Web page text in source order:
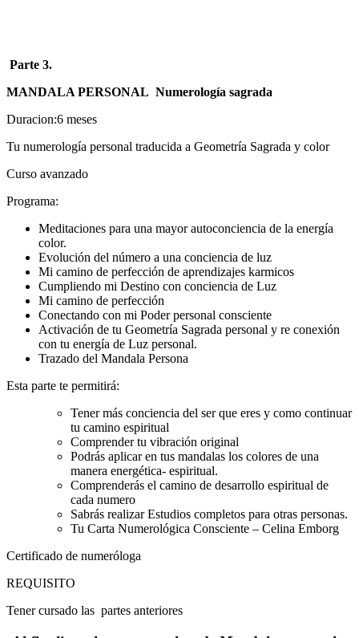
Parte 3.
MANDALA PERSONAL Numerología sagrada
Duracion:6 meses
Tu numerología personal traducida a Geometría Sagrada y color
Curso avanzado
Programa:
Meditaciones para una mayor autoconciencia de la energía
color.
Evolución del número a una conciencia de luz
Mi camino de perfección de aprendizajes karmicos
Cumpliendo mi Destino con conciencia de Luz
Mi camino de perfección
Conectando con mi Poder personal consciente
Activación de tu Geometría Sagrada personal y re conexión
con tu energía de Luz personal.
Trazado del Mandala Persona
Esta parte te permitirá:
Tener más conciencia del ser que eres y como continuar
tu camino espiritual
Comprender tu vibración original
Podrás aplicar en tus mandalas los colores de una
manera energética- espiritual.
Comprenderás el camino de desarrollo espiritual de
cada numero
Sabrás realizar Estudios completos para otras personas.
Tu Carta Numerológica Consciente – Celina Emborg
Certificado de numeróloga
REQUISITO
Tener cursado las partes anteriores